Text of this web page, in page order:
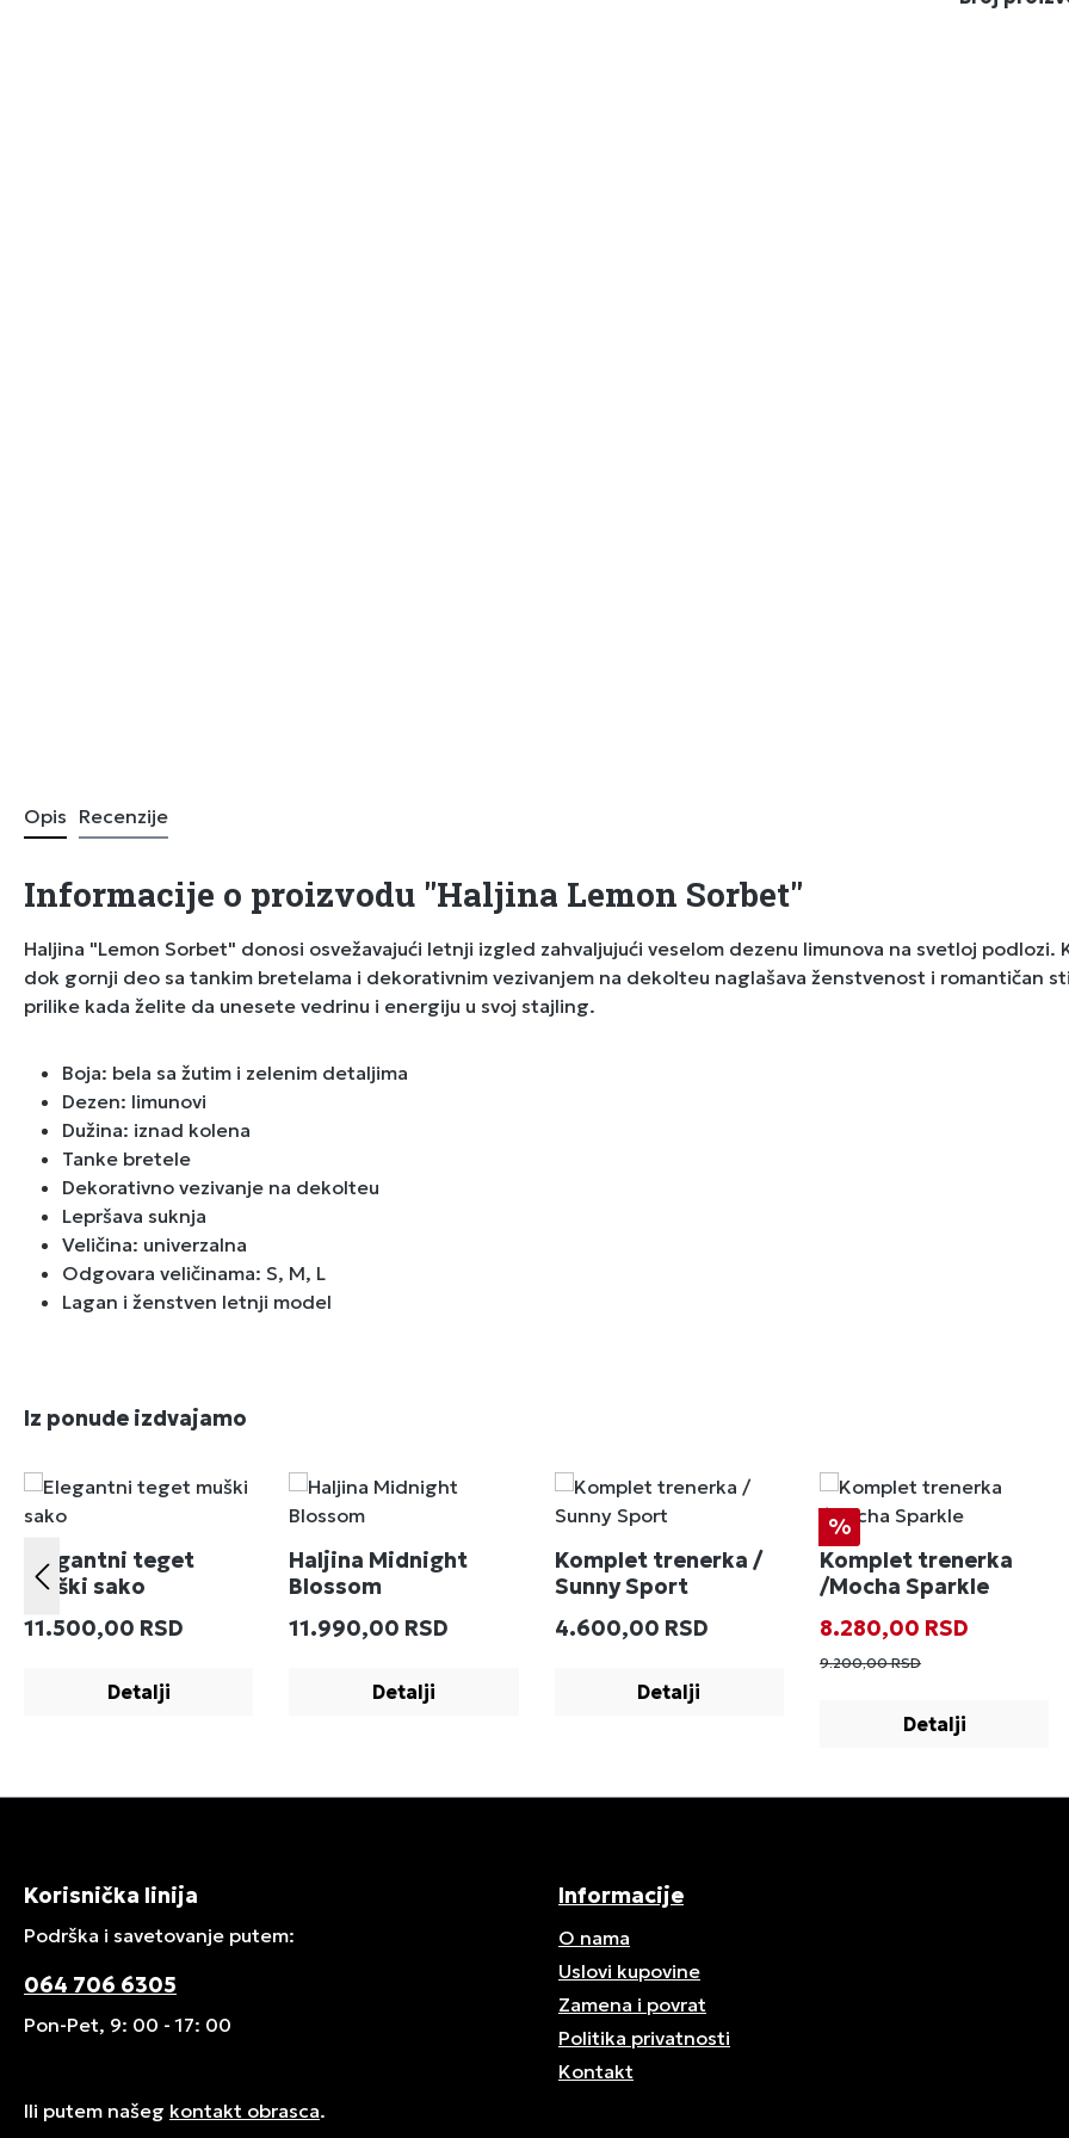
Opis Recenzije
Informacije o proizvodu "Haljina Lemon Sorbet"
Haljina "Lemon Sorbet" donosi osvežavajući letnji izgled zahvaljujući veselom dezenu limunova na svetloj
dok gornji deo sa tankim bretelama i dekorativnim vezivanjem na dekolteu naglašava ženstvenost i romantičan
prilike kada želite da unesete vedrinu i energiju u svoj stajling.
Boja: bela sa žutim i zelenim detaljima
Dezen: limunovi
Dužina: iznad kolena
Tanke bretele
Dekorativno vezivanje na dekolteu
Lepršava suknja
Veličina: univerzalna
Odgovara veličinama: S, M, L
Lagan i ženstven letnji model
Preskoči galeriju proizvoda
Iz ponude izdvajamo
Elegantni teget
muški sako
Redovna cena:
11.500,00 RSD
Detalji
Haljina Midnight
Blossom
Redovna cena:
11.990,00 RSD
Detalji
Komplet trenerka /
Sunny Sport
Redovna cena:
4.600,00 RSD
Detalji
Popust
%
Komplet trenerka
/Mocha Sparkle
Prodajna cena:
8.280,00 RSD
9.200,00 RSD
Detalji
Korisnička linija
Podrška i savetovanje putem:
064 706 6305
Pon-Pet, 9: 00 - 17: 00
Ili putem našeg kontakt obrasca.
Informacije
O nama
Uslovi kupovine
Zamena i povrat
Politika privatnosti
Kontakt